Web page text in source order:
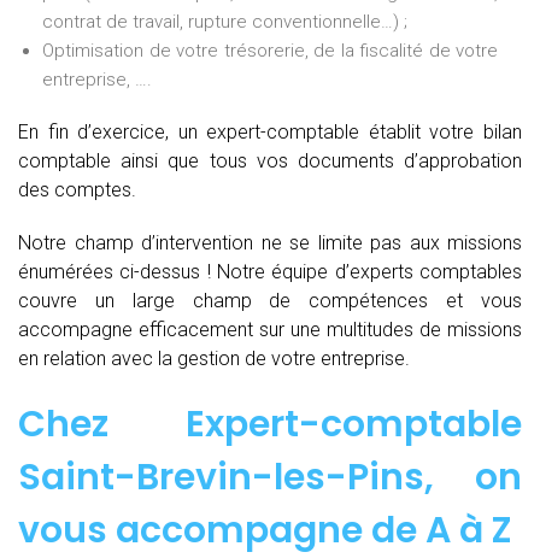
contrat de travail, rupture conventionnelle…) ;
Optimisation de votre trésorerie, de la fiscalité de votre
entreprise, ….
En fin d’exercice, un expert-comptable établit votre bilan
comptable ainsi que tous vos documents d’approbation
des comptes.
Notre champ d’intervention ne se limite pas aux missions
énumérées ci-dessus ! Notre équipe d’experts comptables
couvre un large champ de compétences et vous
accompagne efficacement sur une multitudes de missions
en relation avec la gestion de votre entreprise.
Chez Expert-comptable
Saint-Brevin-les-Pins, on
vous accompagne deA à Z